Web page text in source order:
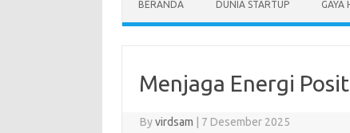
BERANDA DUNIA STARTUP GAYA
Menjaga Energi
Byvirdsam 7 Desember 2025